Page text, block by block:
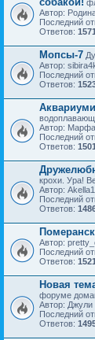
Автор:
Последний
Ответов: 1571
Мопсы-7
Автор:
Последний
Ответов:
Автор:
Последний
Ответов: 1501
крохи. Ура!
Автор:
Последний
Ответов:
Автор:
Последний
Ответов: 1521
Новая
форуме
Автор: Джули
Последний
Ответов: